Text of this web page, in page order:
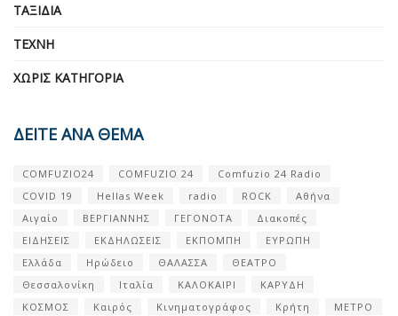
ΤΑΞΊΔΙΑ
ΤΈΧΝΗ
ΧΩΡΊΣ ΚΑΤΗΓΟΡΊΑ
ΔΕΙΤΕ ΑΝΑ ΘΕΜΑ
COMFUZIO24 COMFUZIO 24
Comfuzio 24 Radio
COVID 19
Hellas Week radio ROCK
Αθήνα
Αιγαίο
ΒΕΡΓΙΑΝΝΗΣ ΓΕΓΟΝΟΤΑ
Διακοπές
ΕΙΔΗΣΕΙΣ
ΕΚΔΗΛΩΣΕΙΣ ΕΚΠΟΜΠΗ
ΕΥΡΩΠΗ
Ελλάδα
Ηρώδειο ΘΑΛΑΣΣΑ
ΘΕΑΤΡΟ
Θεσσαλονίκη
Ιταλία ΚΑΛΟΚΑΙΡΙ
ΚΑΡΥΔΗ
ΚΟΣΜΟΣ
Καιρός Κινηματογράφος Κρήτη ΜΕΤΡΟ